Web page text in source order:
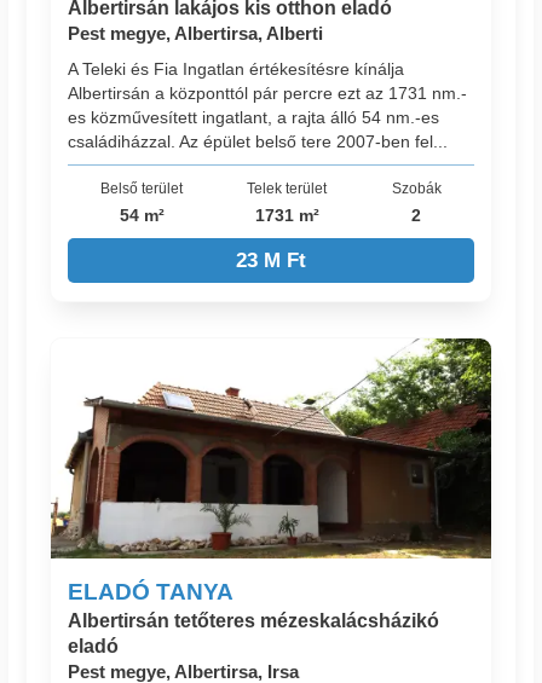
Albertirsán lakájos kis otthon eladó
Pest megye, Albertirsa, Alberti
A Teleki és Fia Ingatlan értékesítésre kínálja
Albertirsán a központtól pár percre ezt az 1731 nm.-
es közművesített ingatlant, a rajta álló 54 nm.-es
családiházzal. Az épület belső tere 2007-ben fel...
Belső terület
54 m²
Telek terület
1731 m²
Szobák
2
23 M Ft
ELADÓ TANYA
Albertirsán tetőteres mézeskalácsházikó
eladó
Pest megye, Albertirsa, Irsa